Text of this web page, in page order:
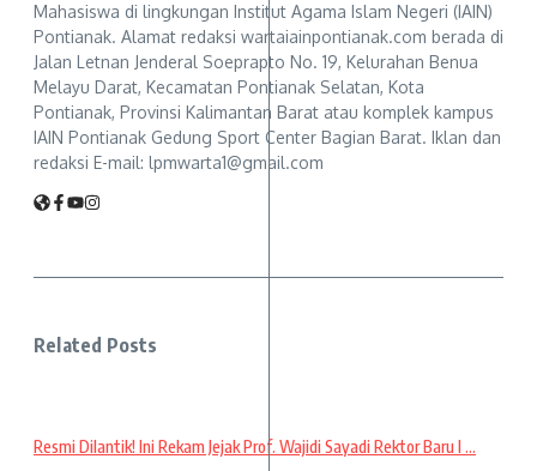
Mahasiswa di lingkungan Institut Agama Islam Negeri (IAIN)
Pontianak. Alamat redaksi wartaiainpontianak.com berada di
Jalan Letnan Jenderal Soeprapto No. 19, Kelurahan Benua
Melayu Darat, Kecamatan Pontianak Selatan, Kota
Pontianak, Provinsi Kalimantan Barat atau komplek kampus
IAIN Pontianak Gedung Sport Center Bagian Barat. Iklan dan
redaksi E-mail: lpmwarta1@gmail.com
Related Posts
Resmi Dilantik! Ini Rekam Jejak Prof. Wajidi Sayadi Rektor Baru I ...